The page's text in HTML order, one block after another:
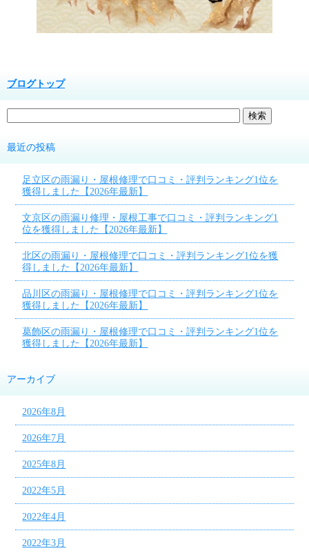
ブログトップ
最近の投稿
足立区の雨漏り・屋根修理で口コミ・評判ランキング1位を
獲得しました【2026年最新】
文京区の雨漏り修理・屋根工事で口コミ・評判ランキング1
位を獲得しました【2026年最新】
北区の雨漏り・屋根修理で口コミ・評判ランキング1位を獲
得しました【2026年最新】
品川区の雨漏り・屋根修理で口コミ・評判ランキング1位を
獲得しました【2026年最新】
葛飾区の雨漏り・屋根修理で口コミ・評判ランキング1位を
獲得しました【2026年最新】
アーカイブ
2026年8月
2026年7月
2025年8月
2022年5月
2022年4月
2022年3月